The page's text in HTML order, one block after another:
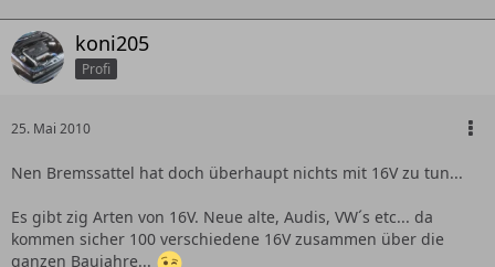
koni205
Profi
25. Mai 2010
Nen Bremssattel hat doch überhaupt nichts mit 16V zu tun...
Es gibt zig Arten von 16V. Neue alte, Audis, VW´s etc... da
kommen sicher 100 verschiedene 16V zusammen über die
ganzen Baujahre...